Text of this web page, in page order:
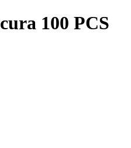
100 PCS